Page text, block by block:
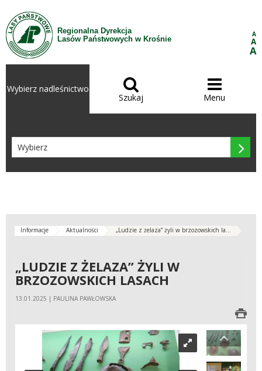
Przejdź do treści
Regionalna Dyrekcja
Lasów Państwowych w Krośnie
A
A
A
Wybierz nadleśnictwo 
Szukaj

Menu

Informacje Aktualności „Ludzie z żelaza” żyli w brzozowskich la...
„LUDZIE Z ŻELAZA” ŻYLI W
BRZOZOWSKICH LASACH
13.01.2025 | PAULINA PAWŁOWSKA